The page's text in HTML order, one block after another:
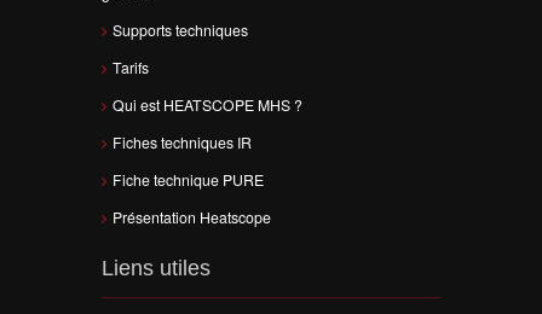
Supports techniques
Tarifs
Qui est HEATSCOPE MHS ?
Fiches techniques IR
Fiche technique PURE
Présentation Heatscope
Liens utiles